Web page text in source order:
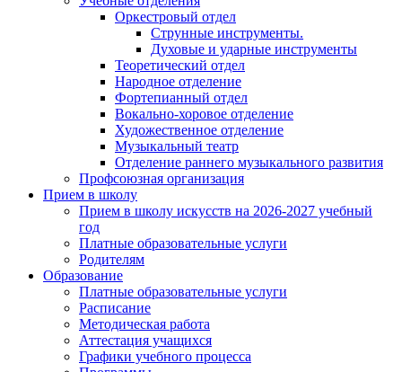
Оркестровый отдел
Струнные инструменты.
Духовые и ударные инструменты
Теоретический отдел
Народное отделение
Фортепианный отдел
Вокально-хоровое отделение
Художественное отделение
Музыкальный театр
Отделение раннего музыкального развития
Профсоюзная организация
Прием в школу
Прием в школу искусств на 2026-2027 учебный
год
Платные образовательные услуги
Родителям
Образование
Платные образовательные услуги
Расписание
Методическая работа
Аттестация учащихся
Графики учебного процесса